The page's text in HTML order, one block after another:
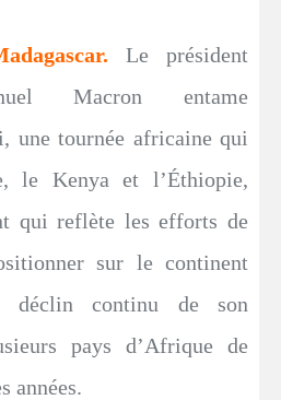
Le président
Macron entame
une tournée africaine qui
le Kenya et l’Éthiopie,
qui reflète les efforts de
sur le continent
déclin continu de son
pays d’Afrique de
années.